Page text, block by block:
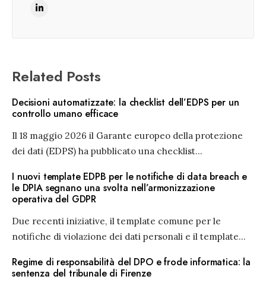
Related Posts
Decisioni automatizzate: la checklist dell’EDPS per un
controllo umano efficace
Il 18 maggio 2026 il Garante europeo della protezione
dei dati (EDPS) ha pubblicato una checklist...
I nuovi template EDPB per le notifiche di data breach e
le DPIA segnano una svolta nell’armonizzazione
operativa del GDPR
Due recenti iniziative, il template comune per le
notifiche di violazione dei dati personali e il template...
Regime di responsabilità del DPO e frode informatica: la
sentenza del tribunale di Firenze